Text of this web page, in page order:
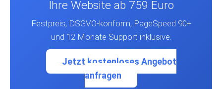
Ihre Website ab 759 Euro
Festpreis, DSGVO-konform, PageSpeed 90+
und 12 Monate Support inklusive.
Jetzt kostenloses Angebot
anfragen